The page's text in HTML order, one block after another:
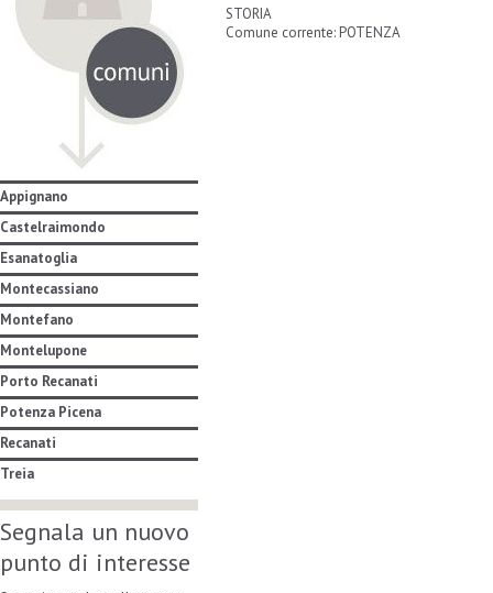
Appignano
Castelraimondo
Esanatoglia
Montecassiano
Montefano
Montelupone
Porto Recanati
Potenza Picena
Recanati
Treia
Segnala un nuovo
punto di interesse
STORIA
Comune corrente: POTENZA